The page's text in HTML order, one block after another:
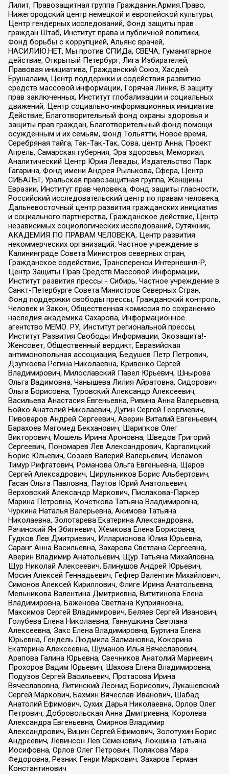
Лилит, Правозащитная группа Гражданин.Армия.Право,
Нижегородский центр немецкой и европейской культуры,
Центр гендерных исследований, Фонд защиты прав
граждан Штаб, Институт права и публичной политики,
Фонд борьбы с коррупцией, Альянс врачей,
НАСИЛИЮ.НЕТ, Мы против СПИДа, СВЕЧА, Гуманитарное
действие, Открытый Петербург, Лига Избирателей,
Правовая инициатива, Гражданский Союз, Хасдей
Ерушалаим, Центр поддержки и содействия развитию
средств массовой информации, Горячая Линия, В защиту
прав заключенных, Институт глобализации и социальных
движений, Центр социально-информационных инициатив
Действие, Благотворительный фонд охраны здоровья и
защиты прав граждан, Благотворительный фонд помощи
осужденным и их семьям, Фонд Тольятти, Новое время,
Серебряная тайга, Так-Так-Так, Сова, центр Анна, Проект
Апрель, Самарская губерния, Эра здоровья, Мемориал,
Аналитический Центр Юрия Левады, Издательство Парк
Гагарина, Фонд имени Андрея Рылькова, Сфера, Центр
СИБАЛЬТ, Уральская правозащитная группа, Женщины
Евразии, Институт прав человека, Фонд защиты гласности,
Российский исследовательский центр по правам человека,
Дальневосточный центр развития гражданских инициатив
и социального партнерства, Гражданское действие, Центр
независимых социологических исследований, Сутяжник,
АКАДЕМИЯ ПО ПРАВАМ ЧЕЛОВЕКА, Центр развития
некоммерческих организаций, Частное учреждение в
Калининграде Совета Министров северных стран,
Гражданское содействие, Трансперенси Интернешнл-Р,
Центр Защиты Прав Средств Массовой Информации,
Институт развития прессы - Сибирь, Частное учреждение в
Санкт-Петербурге Совета Министров Северных Стран,
Фонд поддержки свободы прессы, Гражданский контроль,
Человек и Закон, Общественная комиссия по сохранению
наследия академика Сахарова, Информационное
агентство МЕМО. РУ, Институт региональной прессы,
Институт Развития Свободы Информации, Экозащита!-
Женсовет, Общественный вердикт, Евразийская
антимонопольная ассоциация, Бедушев Петр Петрович,
Дзугкоева Регина Николаевна, Кривенко Сергей
Владимирович, Милославский Павел Юрьевич, Шнырова
Ольга Вадимовна, Чанышева Лилия Айратовна, Сидорович
Ольга Борисовна, Туровский Александр Алексеевич,
Васильева Анастасия Евгеньевна, Ривина Анна Валерьевна,
Бойко Анатолий Николаевич, Дугин Сергей Георгиевич,
Пивоваров Андрей Сергеевич, Аверин Виталий Евгеньевич,
Барахоев Магомед Бекханович, Шарипков Олег
Викторович, Мошель Ирина Ароновна, Шведов Григорий
Сергеевич, Пономарев Лев Александрович, Каргалицкий
Борис Юльевич, Созаев Валерий Валерьевич, Исламов
Тимур Рифгатович, Романова Ольга Евгеньевна, Щаров
Сергей Алексадрович, Цирульников Борис Альбертович,
Гасан Ольга Павловна, Паутов Юрий Анатольевич,
Верховский Александр Маркович, Пислакова-Паркер
Марина Петровна, Кочеткова Татьяна Владимировна,
Чуркина Наталья Валерьевна, Акимова Татьяна
Николаевна, Золотарева Екатерина Александровна,
Рачинский Ян Збигневич, Жемкова Елена Борисовна,
Гудков Лев Дмитриевич, Илларионова Юлия Юрьевна,
Саранг Анна Васильевна, Захарова Светлана Сергеевна,
Аверин Владимир Анатольевич, Щур Татьяна Михайловна,
Щур Николай Алексеевич, Блинушов Андрей Юрьевич,
Мосин Алексей Геннадьевич, Гефтер Валентин Михайлович,
Симонов Алексей Кириллович, Флиге Ирина Анатольевна,
Мельникова Валентина Дмитриевна, Вититинова Елена
Владимировна, Баженова Светлана Куприяновна,
Максимов Сергей Владимирович, Беляев Сергей Иванович,
Голубева Елена Николаевна, Ганнушкина Светлана
Алексеевна, Закс Елена Владимировна, Буртина Елена
Юрьевна, Гендель Людмила Залмановна, Кокорина
Екатерина Алексеевна, Шуманов Илья Вячеславович,
Арапова Галина Юрьевна, Свечников Анатолий Мариевич,
Прохоров Вадим Юрьевич, Шахова Елена Владимировна,
Подузов Сергей Васильевич, Протасова Ирина
Вячеславовна, Литинский Леонид Борисович, Лукашевский
Сергей Маркович, Бахмин Вячеслав Иванович, Шабад
Анатолий Ефимович, Сухих Дарья Николаевна, Орлов Олег
Петрович, Добровольская Анна Дмитриевна, Королева
Александра Евгеньевна, Смирнов Владимир
Александрович, Вицин Сергей Ефимович, Золотухин Борис
Андреевич, Левинсон Лев Семенович, Локшина Татьяна
Иосифовна, Орлов Олег Петрович, Полякова Мара
Федоровна, Резник Генри Маркович, Захаров Герман
Константинович